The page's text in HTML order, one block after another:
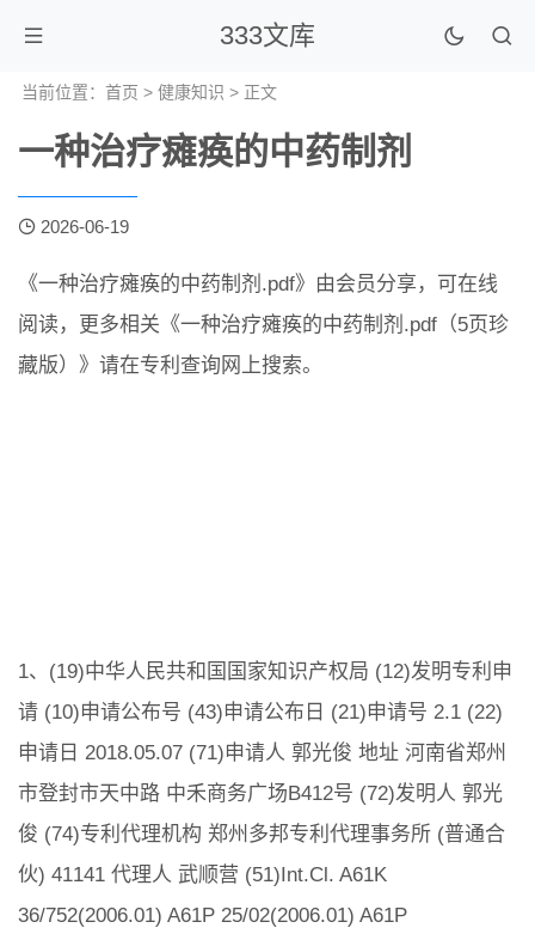
333文库
当前位置： 首页 > 健康知识 > 正文
一种治疗瘫痪的中药制剂
2026-06-19
《一种治疗瘫痪的中药制剂.pdf》由会员分享，可在线
阅读，更多相关《一种治疗瘫痪的中药制剂.pdf（5页珍
藏版）》请在专利查询网上搜索。
1、(19)中华人民共和国国家知识产权局 (12)发明专利申
请 (10)申请公布号 (43)申请公布日 (21)申请号 2.1 (22)
申请日 2018.05.07 (71)申请人 郭光俊 地址 河南省郑州
市登封市天中路 中禾商务广场B412号 (72)发明人 郭光
俊 (74)专利代理机构 郑州多邦专利代理事务所 (普通合
伙) 41141 代理人 武顺营 (51)Int.Cl. A61K
36/752(2006.01) A61P 25/02(2006.01) A61P